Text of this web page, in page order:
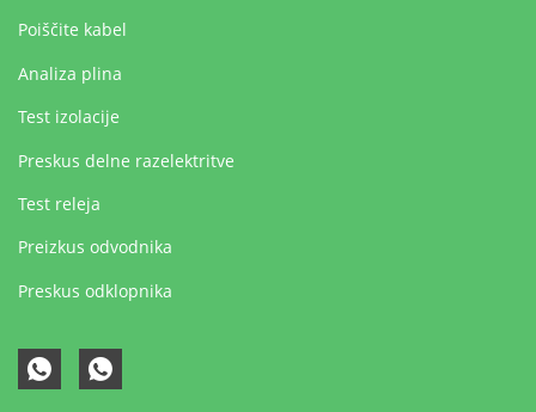
Poiščite kabel
Analiza plina
Test izolacije
Preskus delne razelektritve
Test releja
Preizkus odvodnika
Preskus odklopnika